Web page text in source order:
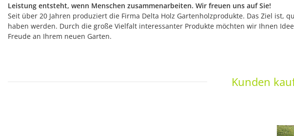
Leistung entsteht, wenn Menschen zusammenarbeiten. Wir freuen uns auf Sie!
Seit über 20 Jahren produziert die Firma Delta Holz Gartenholzprodukte. Das Ziel
haben werden. Durch die große Vielfalt interessanter Produkte möchten wir Ihnen
Freude an Ihrem neuen Garten.
Kunden